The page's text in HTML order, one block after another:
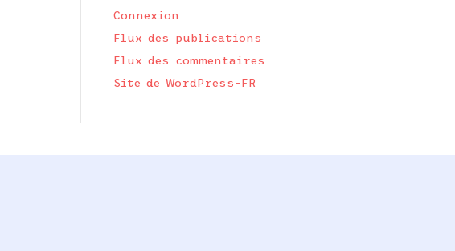
Connexion
Flux des publications
Flux des commentaires
Site de WordPress-FR